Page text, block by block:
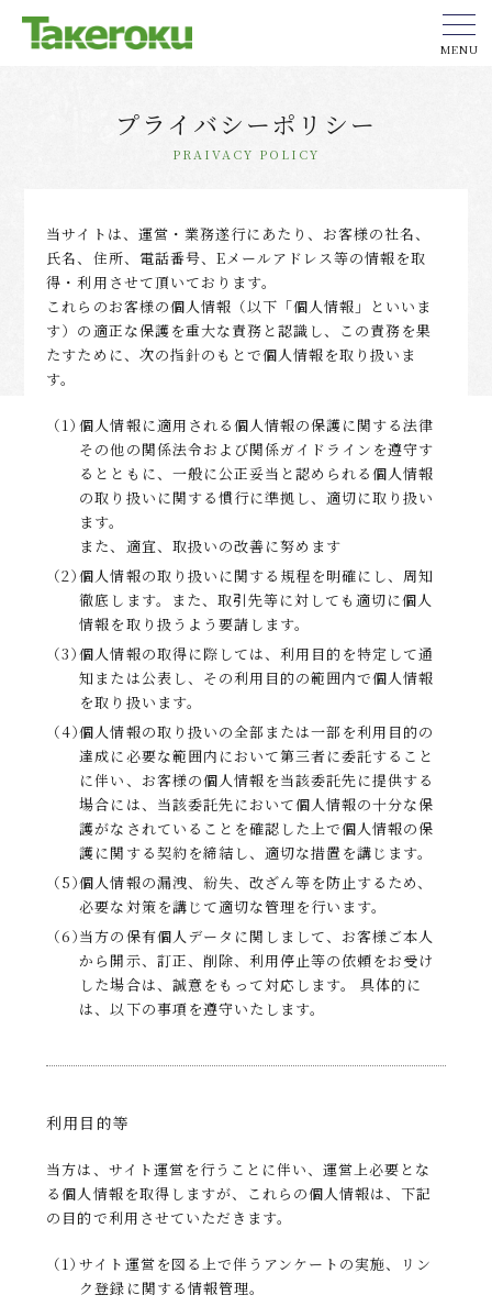
MENU
プライバシーポリシー
PRAIVACY POLICY
当サイトは、運営・業務遂行にあたり、お客様の社名、
氏名、住所、電話番号、Eメールアドレス等の情報を取
得・利用させて頂いております。
これらのお客様の個人情報（以下「個人情報」といいま
す）の適正な保護を重大な責務と認識し、この責務を果
たすために、次の指針のもとで個人情報を取り扱いま
す。
（1）個人情報に適用される個人情報の保護に関する法律
その他の関係法令および関係ガイドラインを遵守す
るとともに、一般に公正妥当と認められる個人情報
の取り扱いに関する慣行に準拠し、適切に取り扱い
ます。
また、適宜、取扱いの改善に努めます
（2）個人情報の取り扱いに関する規程を明確にし、周知
徹底します。また、取引先等に対しても適切に個人
情報を取り扱うよう要請します。
（3）個人情報の取得に際しては、利用目的を特定して通
知または公表し、その利用目的の範囲内で個人情報
を取り扱います。
（4）個人情報の取り扱いの全部または一部を利用目的の
達成に必要な範囲内において第三者に委託すること
に伴い、お客様の個人情報を当該委託先に提供する
場合には、当該委託先において個人情報の十分な保
護がなされていることを確認した上で個人情報の保
護に関する契約を締結し、適切な措置を講じます。
（5）個人情報の漏洩、紛失、改ざん等を防止するため、
必要な対策を講じて適切な管理を行います。
（6）当方の保有個人データに関しまして、お客様ご本人
から開示、訂正、削除、利用停止等の依頼をお受け
した場合は、誠意をもって対応します。 具体的に
は、以下の事項を遵守いたします。
利用目的等
当方は、サイト運営を行うことに伴い、運営上必要とな
る個人情報を取得しますが、これらの個人情報は、下記
の目的で利用させていただきます。
（1）サイト運営を図る上で伴うアンケートの実施、リン
ク登録に関する情報管理。